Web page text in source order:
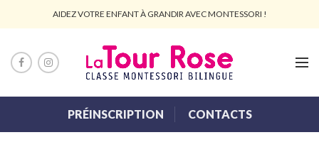
AIDEZ VOTRE ENFANT À GRANDIR AVEC MONTESSORI !
PRÉINSCRIPTION CONTACTS